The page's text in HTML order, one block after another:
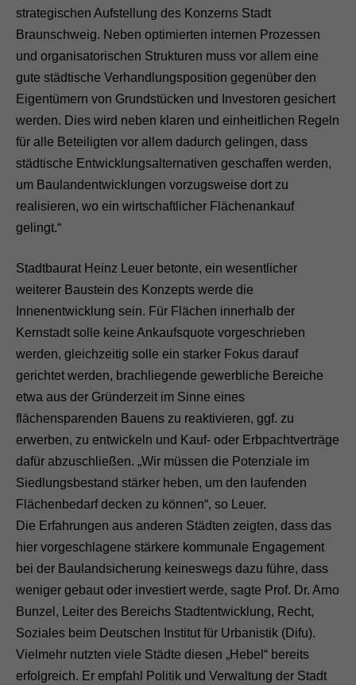
strategischen Aufstellung des Konzerns Stadt
Braunschweig. Neben optimierten internen Prozessen
und organisatorischen Strukturen muss vor allem eine
gute städtische Verhandlungsposition gegenüber den
Eigentümern von Grundstücken und Investoren gesichert
werden. Dies wird neben klaren und einheitlichen Regeln
für alle Beteiligten vor allem dadurch gelingen, dass
städtische Entwicklungsalternativen geschaffen werden,
um Baulandentwicklungen vorzugsweise dort zu
realisieren, wo ein wirtschaftlicher Flächenankauf
gelingt.“
Stadtbaurat Heinz Leuer betonte, ein wesentlicher
weiterer Baustein des Konzepts werde die
Innenentwicklung sein. Für Flächen innerhalb der
Kernstadt solle keine Ankaufsquote vorgeschrieben
werden, gleichzeitig solle ein starker Fokus darauf
gerichtet werden, brachliegende gewerbliche Bereiche
etwa aus der Gründerzeit im Sinne eines
flächensparenden Bauens zu reaktivieren, ggf. zu
erwerben, zu entwickeln und Kauf- oder Erbpachtverträge
dafür abzuschließen. „Wir müssen die Potenziale im
Siedlungsbestand stärker heben, um den laufenden
Flächenbedarf decken zu können“, so Leuer.
Die Erfahrungen aus anderen Städten zeigten, dass das
hier vorgeschlagene stärkere kommunale Engagement
bei der Baulandsicherung keineswegs dazu führe, dass
weniger gebaut oder investiert werde, sagte Prof. Dr. Arno
Bunzel, Leiter des Bereichs Stadtentwicklung, Recht,
Soziales beim Deutschen Institut für Urbanistik (Difu).
Vielmehr nutzten viele Städte diesen „Hebel“ bereits
erfolgreich. Er empfahl Politik und Verwaltung der Stadt